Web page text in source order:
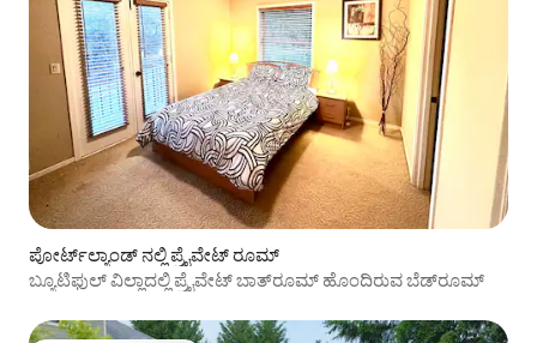
ಪೋರ್ಟ್‌ಲ್ಯಾಂಡ್ ನಲ್ಲಿ ಪ್ರೈವೇಟ್ ರೂಮ್
ಬ್ಯೂಟಿಫುಲ್ ವಿಲ್ಲಾದಲ್ಲಿ ಪ್ರೈವೇಟ್ ಬಾತ್‌ರೂಮ್ ಹೊಂದಿರುವ ಬೆಡ್‌ರೂಮ್